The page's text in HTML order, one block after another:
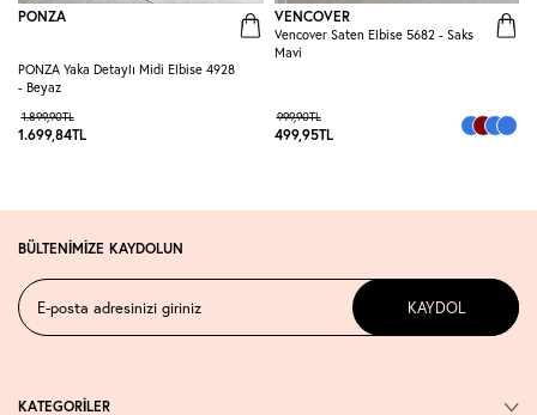
PONZA
PONZA Yaka Detaylı Midi Elbise 4928
- Beyaz
1.899,90TL
1.699,84TL
VENCOVER
Vencover Saten Elbise 5682 - Saks
Mavi
999,90TL
499,95TL
BÜLTENİMİZE KAYDOLUN
KAYDOL
KATEGORİLER